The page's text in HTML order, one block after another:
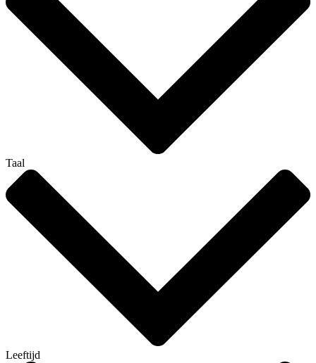
Taal
Leeftijd